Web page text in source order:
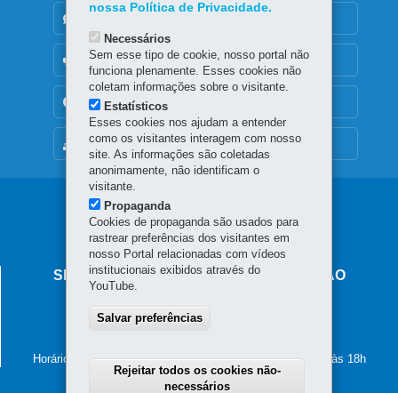
MAPA DO SITE
OUVIDORIA
TRANSPARÊNCIA INSTITUCIONAL
Navegação
principal
SECRETARIA DE ESTADO DA EDUCAÇÃO
80610-011-Curitiba
Horário de atendimento: de segunda a sexta-feira, das 8h às 18h
nossa Política de Privacidade.
Necessários
Sem esse tipo de cookie, nosso portal não
funciona plenamente. Esses cookies não
coletam informações sobre o visitante.
Estatísticos
Esses cookies nos ajudam a entender
como os visitantes interagem com nosso
site. As informações são coletadas
anonimamente, não identificam o
visitante.
Propaganda
Cookies de propaganda são usados para
rastrear preferências dos visitantes em
nosso Portal relacionadas com vídeos
institucionais exibidos através do
YouTube.
Salvar preferências
Rejeitar todos os cookies não-
necessários